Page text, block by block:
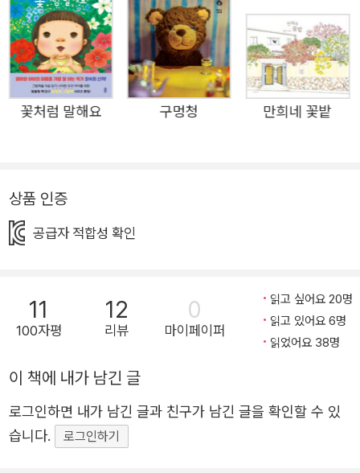
숙희 작가의 신작은 그런 어린이들에게 다정하게 말을 건넵
니다. “지금 네 기분은 어떤 색깔이니?” 하고 말이지요. 그리
고 아이들에게 익숙한 일상의 순간들과 그 순간에 일렁이는
감정들을 갖가지 색깔에 담아 보여 줍니다. 아침에 막 눈을
떴을 때는 눈부신 하양, 집을 나설 때는 설레는 노랑, 친구들
모든 감정은 다시 온갖 색을 품은 검정, 하루를 마감하는 밤
의 색깔로 수렴됩니다. 이 검정은 아이의 마음에서 일렁이는
수많은 감정을 거름 삼아 더 깊어지고 더 넓어질 내면의 우
기분이 꽃처럼 피어날까? 감정을 표현하는 한국어 단어는
자그마치 430여 개에 이른다고 합니다. 우리가 느끼는 감정
의 종류도 그만큼 많다는 소리겠지요. 그런데 그중 일상적으
난다’, ‘신난다’, ‘재미있다’, ‘놀라다’, ‘우울하다’, ‘행복하다’,
‘고맙다’, ‘억울하다’, ‘뿌듯하다’……. 누구라도 2?30개 이상
을 곧바로 떠올리기는 쉽지 않을 것입니다. 하지만 감정은
꽃처럼 말해요 구멍청 만희네 꽃밭
상품 인증
공급자 적합성 확인
11
100자평
12
리뷰
0
마이페이퍼
읽고 싶어요 20명
읽고 있어요 6명
읽었어요 38명
이 책에 내가 남긴 글
로그인하면 내가 남긴 글과 친구가 남긴 글을 확인할 수 있
습니다.
로그인하기